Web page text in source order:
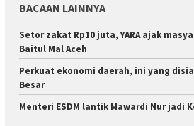
BACAAN LAINNYA
Setor zakat Rp10 juta, YARA ajak
Baitul Mal Aceh
Perkuat ekonomi daerah, ini yang
Besar
Menteri ESDM lantik Mawardi Nur jadi